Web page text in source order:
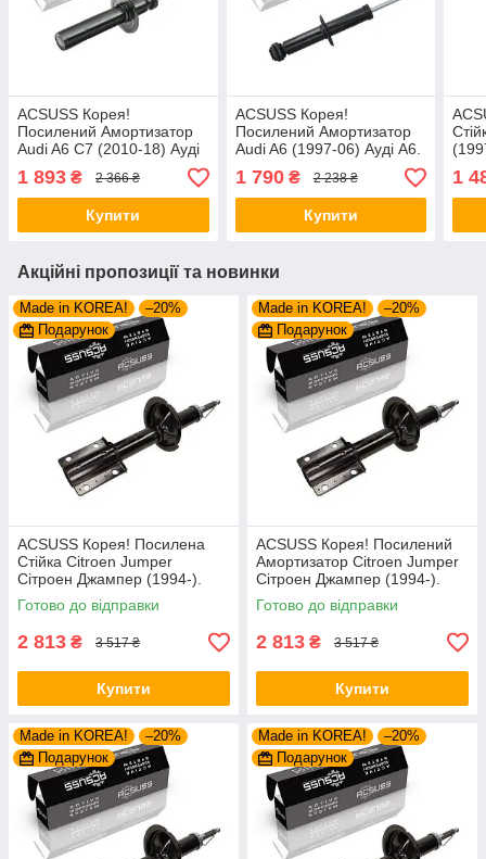
ACSUSS Корея!
Посилений Амортизатор
Audi A6 C7 (2010-18) Ауді
А6 C7). Передній. 315262
, 341719
1 893 ₴ 2 366 ₴
Купити
ACSUSS Корея!
Посилений Амортизатор
Audi A6 (1997-06) Ауді А6.
Задній. 556281 , 556285
1 790₴ 2 238 ₴
Купити
1
Акційні пропозиції та новинки
Made in KOREA!
–20%
Подарунок
ACSUSS Корея! Посилена
Стійка Citroen Jumper
Сітроен Джампер (1994-).
Передня. Шток 25mm.
280975 , 635853
Готово до відправки
2 813 ₴ 3 517 ₴
Купити
Made in KOREA!
–20%
Подарунок
ACSUSS Корея! Посилений
Амортизатор Citroen Jumper
Сітроен Джампер (1994-).
Передній. Шток 25mm.
280975 , 635853
Готово до відправки
2 813 ₴ 3 517 ₴
Купити
Made in KOREA!
–20%
Подарунок
Made in KOREA!
–20%
Подарунок